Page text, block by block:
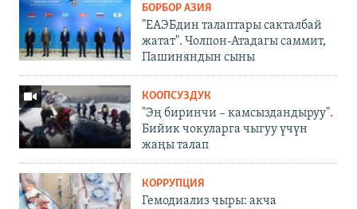
БОРБОР АЗИЯ
"ЕАЭБдин талаптары сакталбай
жатат". Чолпон-Атадагы саммит,
Пашиняндын сыны
КООПСУЗДУК
"Эң биринчи – камсыздандыруу".
Бийик чокуларга чыгуу үчүн
жаңы талап
КОРРУПЦИЯ
Гемодиализ чыры: акча